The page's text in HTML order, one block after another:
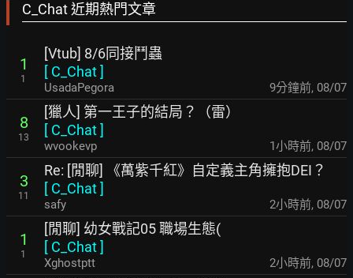
C_Chat 近期熱門文章
1
1
[Vtub] 8/6同接鬥蟲
[ C_Chat]
UsadaPegora 10分鐘前, 08/07
8
13
[獵人] 第一王子的結局？（雷）
[ C_Chat]
wvookevp 2小時前, 08/07
3
11
Re: [閒聊] 《萬紫千紅》自定義主角擁抱DEI？
[ C_Chat]
safy 2小時前, 08/07
1
1
[閒聊] 幼女戰記05 職場生態(
[ C_Chat]
Xghostptt 2小時前, 08/07